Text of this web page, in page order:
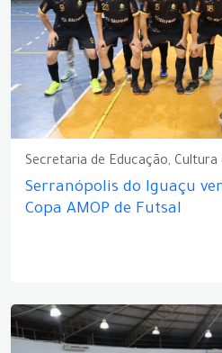
Secretaria de Educação, Cultura
Serranópolis do Iguaçu
Copa AMOP de Futsal